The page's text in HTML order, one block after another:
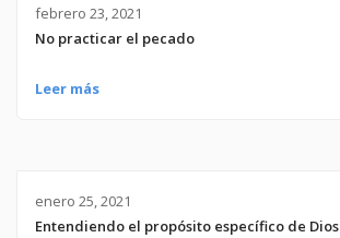
febrero 23, 2021
No practicar el pecado
Leer más
enero 25, 2021
Entendiendo el propósito específico de Dios